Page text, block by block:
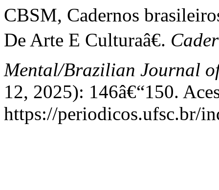
CBSM, Cadernos
De Arte E Culturaâ€.
Mental/Brazilian Journal
12, 2025): 146â€“150.
https://periodicos.ufsc.br/